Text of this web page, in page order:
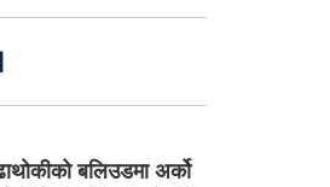
बलिउडमा अर्को